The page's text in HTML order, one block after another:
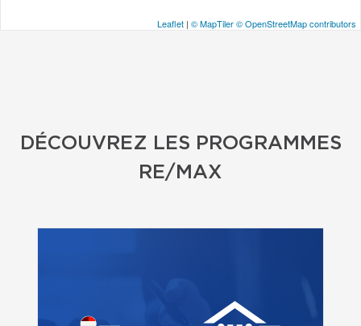
Leaflet | © MapTiler© OpenStreetMap contributors
DÉCOUVREZ LES PROGRAMMES
RE/MAX